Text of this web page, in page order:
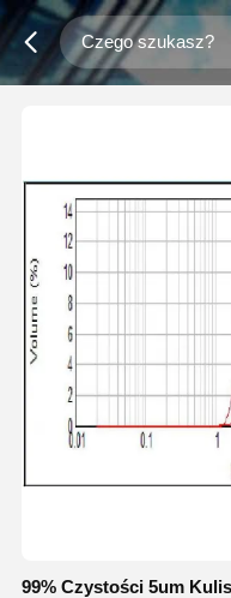
99% Czystości 5um